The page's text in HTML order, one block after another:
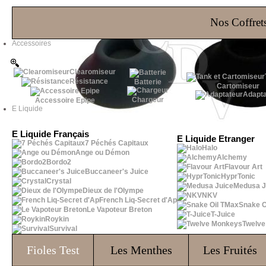
Nos
Accessoires
Clearomiseur
Résistance
Accessoire Epipe
Batterie
Chargeur
Cartomiseur
E Liquide
E Liquide Français
7 Péchés Capitaux
Ange ou Démon
Bordo2
Buccaneer's Juice
Crystal
Dieux de l'Olympe
French Liq-Secret d'Ap
Le Vapoteur Breton
Roykin
Survival
E Liquide Etranger
Halo
Alchemy
Flavour Art
HyprTonic
Medusa
NKV
Snake
T-Juice
Fioles Test Les Menthes Les Fruités